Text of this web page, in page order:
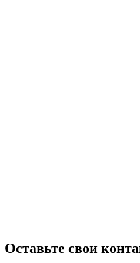
Оставьте свои